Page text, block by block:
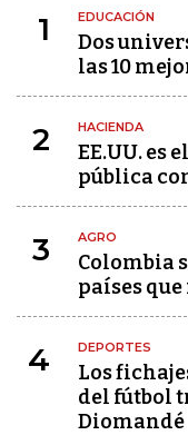
1 EDUCACIÓN
Dos
las 10
2 HACIENDA
EE.UU. es
pública
3 AGRO
Colombia
países
4 DEPORTES
Los
del fútbol
Diomandé